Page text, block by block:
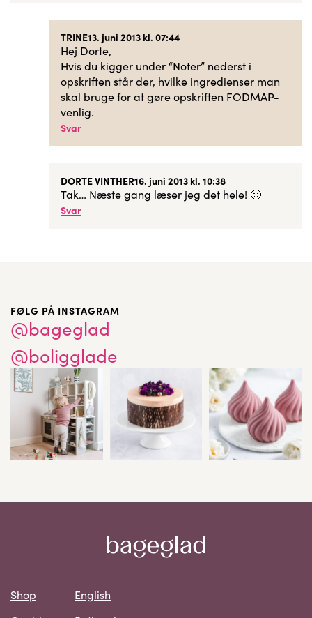
TRINE13. juni 2013 kl. 07:44
Hej Dorte,
Hvis du kigger under “Noter” nederst i
opskriften står der, hvilke ingredienser man
skal bruge for at gøre opskriften FODMAP-
venlig.
Svar
DORTE VINTHER16. juni 2013 kl. 10:38
Tak… Næste gang læser jeg det hele! 🙂
Svar
FØLG PÅ INSTAGRAM
@bageglad
@boligglade
Shop
English